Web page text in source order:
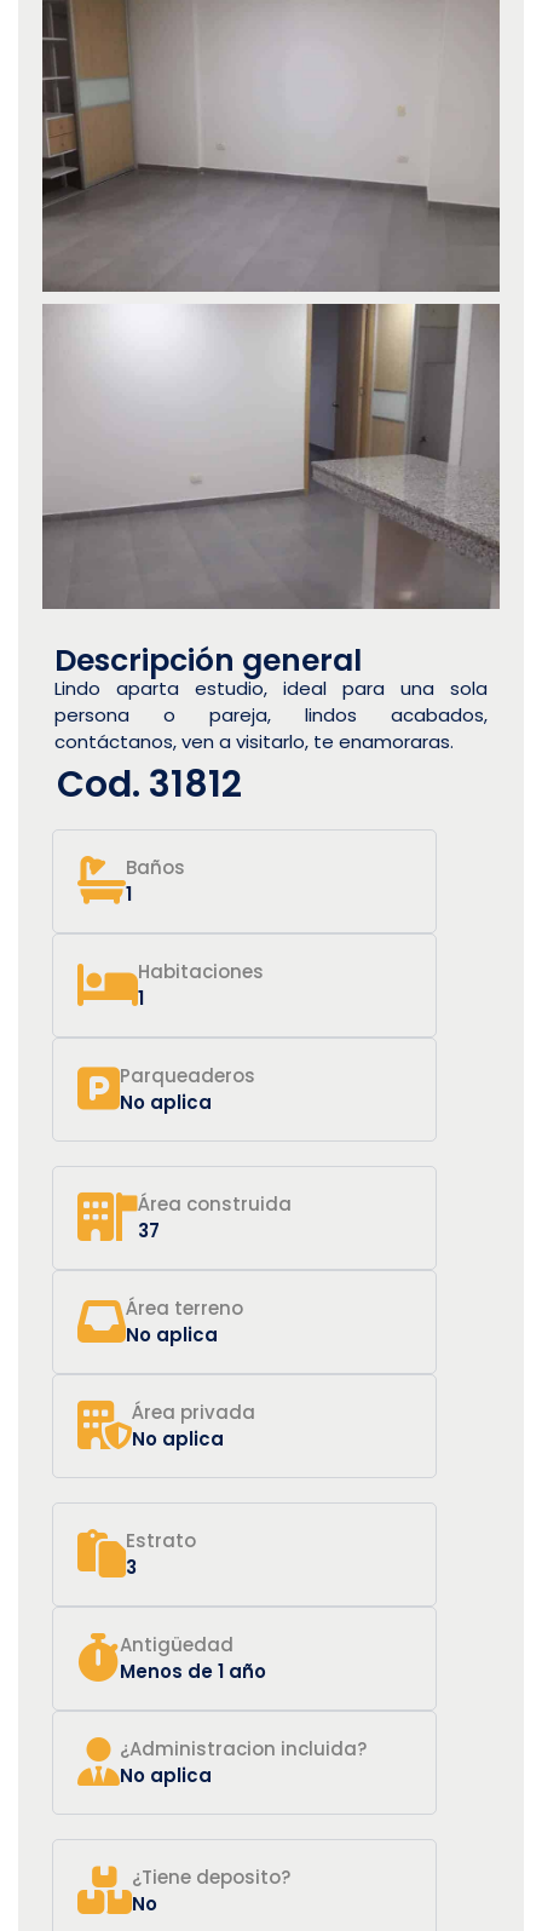
Descripción general
Lindo aparta estudio, ideal para una sola
persona o pareja, lindos acabados,
contáctanos, ven a visitarlo, te enamoraras.
Cod. 31812
Baños
1
Habitaciones
1
Parqueaderos
No aplica
Área construida
37
Área terreno
No aplica
Área privada
No aplica
Estrato
3
Antigüedad
Menos de 1 año
¿Administracion incluida?
No aplica
¿Tiene deposito?
No